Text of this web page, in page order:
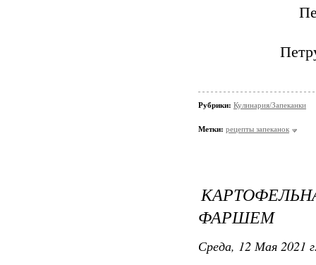
Рубрики: Кулинария/Запеканки
Метки: рецепты запеканок
ФАРШЕМ
Среда, 12 Мая 2021